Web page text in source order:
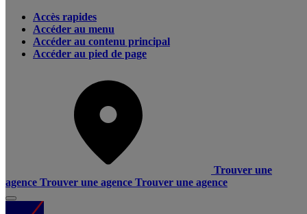
Accès rapides
Accéder au menu
Accéder au contenu principal
Accéder au pied de page
Trouver une
agence Trouver une agence Trouver une agence